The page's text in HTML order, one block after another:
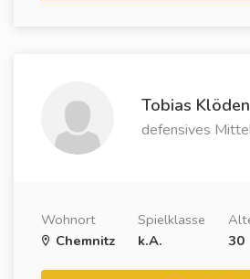
Tobias Klöden
defensives
Wohnort
Chemnitz
Spielklasse
k.A.
30